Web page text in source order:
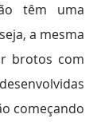
têm uma
a mesma
brotos com
começando